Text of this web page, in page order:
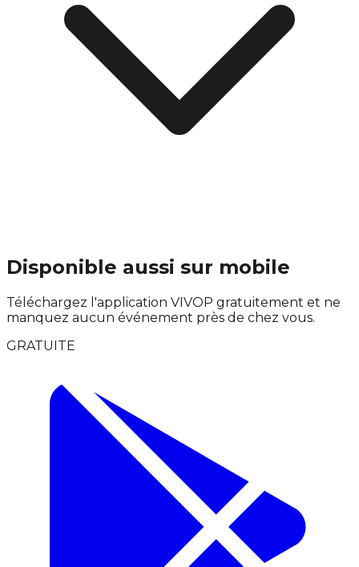
Disponible aussi sur mobile
Téléchargez l'application VIVOP gratuitement et ne
manquez aucun événement près de chez vous.
GRATUITE